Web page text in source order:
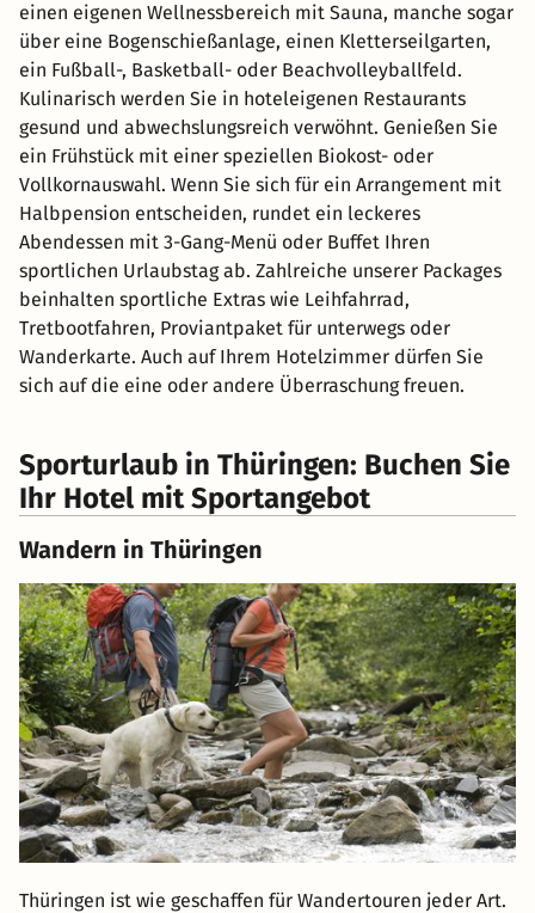
einen eigenen Wellnessbereich mit Sauna, manche sogar
über eine Bogenschießanlage, einen Kletterseilgarten,
ein Fußball-, Basketball- oder Beachvolleyballfeld.
Kulinarisch werden Sie in hoteleigenen Restaurants
gesund und abwechslungsreich verwöhnt. Genießen Sie
ein Frühstück mit einer speziellen Biokost- oder
Vollkornauswahl. Wenn Sie sich für ein Arrangement mit
Halbpension entscheiden, rundet ein leckeres
Abendessen mit 3-Gang-Menü oder Buffet Ihren
sportlichen Urlaubstag ab. Zahlreiche unserer Packages
beinhalten sportliche Extras wie Leihfahrrad,
Tretbootfahren, Proviantpaket für unterwegs oder
Wanderkarte. Auch auf Ihrem Hotelzimmer dürfen Sie
sich auf die eine oder andere Überraschung freuen.
Sporturlaub in Thüringen: Buchen Sie
Ihr Hotel mit Sportangebot
Wandern in Thüringen
Thüringen ist wie geschaffen für Wandertouren jeder Art.